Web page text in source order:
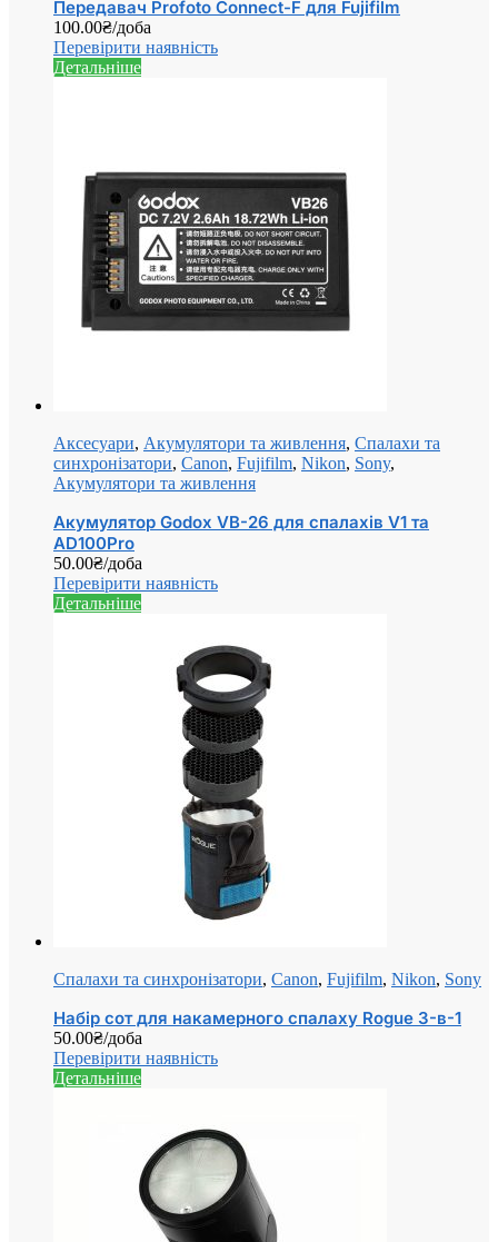
Передавач Profoto Connect-F для Fujifilm
100.00₴/доба
Перевірити наявність
Детальніше
Аксесуари, Акумулятори та живлення, Спалахи та
синхронізатори, Canon, Fujifilm, Nikon, Sony,
Акумулятори та живлення
Акумулятор Godox VB-26 для спалахів V1 та
AD100Pro
50.00₴/доба
Перевірити наявність
Детальніше
Спалахи та синхронізатори, Canon, Fujifilm, Nikon, Sony
Набір сот для накамерного спалаху Rogue 3-в-1
50.00₴/доба
Перевірити наявність
Детальніше